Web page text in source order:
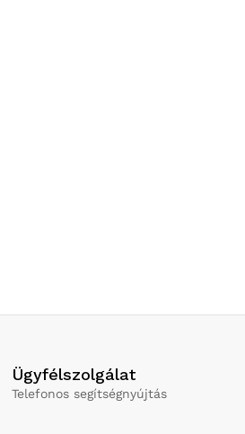
Ügyfélszolgálat
Telefonos segítségnyújtás